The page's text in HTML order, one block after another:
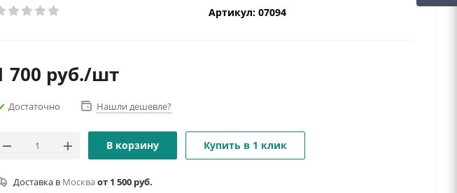
Артикул: 07094
700 руб./шт
Достаточно Нашли дешевле?
В корзину Купить в 1 клик
Доставка в Москваот 1 500 руб.